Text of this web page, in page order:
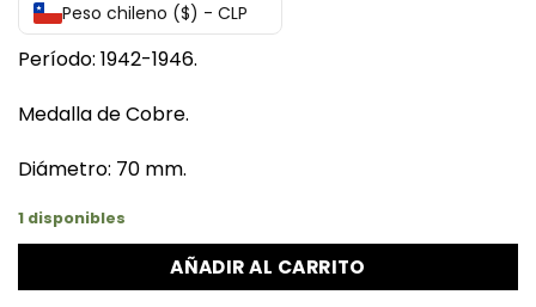
Peso chileno ($) - CLP
Período: 1942-1946.
Medalla de Cobre.
Diámetro: 70 mm.
1 disponibles
AÑADIR AL CARRITO